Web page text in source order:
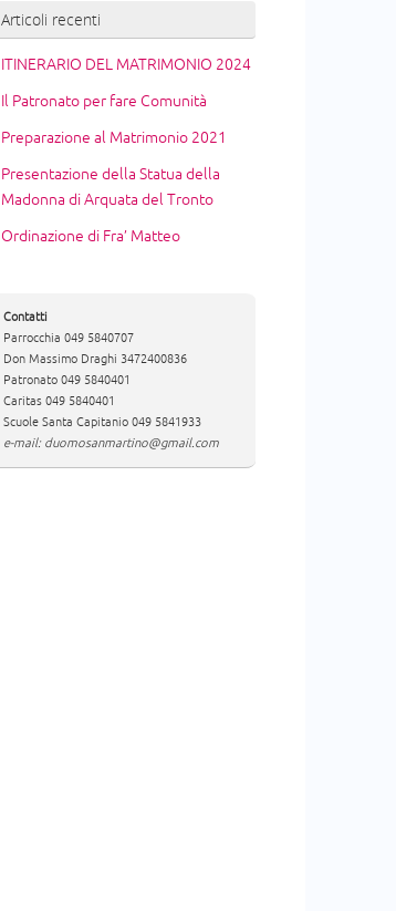
Articoli recenti
ITINERARIO DEL MATRIMONIO 2024
Il Patronato per fare Comunità
Preparazione al Matrimonio 2021
Presentazione della Statua della
Madonna di Arquata del Tronto
Ordinazione di Fra’ Matteo
Contatti
Parrocchia 049 5840707
Don Massimo Draghi 3472400836
Patronato 049 5840401
Caritas 049 5840401
Scuole Santa Capitanio 049 5841933
e-mail: duomosanmartino@gmail.com